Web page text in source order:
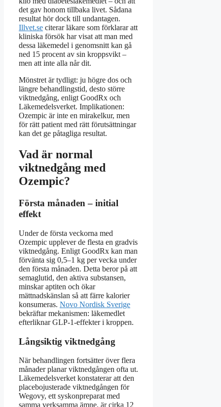
det gav honom tillbaka livet. Sådana
resultat hör dock till undantagen.
Illvet.se citerar läkare som förklarar att
kliniska försök har visat att man med
dessa läkemedel i genomsnitt kan gå
ned 15 procent av sin kroppsvikt –
men att inte alla når dit.
Mönstret är tydligt: ju högre dos och
längre behandlingstid, desto större
viktnedgång, enligt GoodRx och
Läkemedelsverket. Implikationen:
Ozempic är inte en mirakelkur, men
för rätt patient med rätt förutsättningar
kan det ge påtagliga resultat.
Vad är normal
viktnedgång med
Ozempic?
Första månaden – initial
effekt
Under de första veckorna med
Ozempic upplever de flesta en gradvis
viktnedgång. Enligt GoodRx kan man
förvänta sig 0,5–1 kg per vecka under
den första månaden. Detta beror på att
semaglutid, den aktiva substansen,
minskar aptiten och ökar
mättnadskänslan så att färre kalorier
konsumeras. Novo Nordisk Sverige
bekräftar mekanismen: läkemedlet
efterliknar GLP-1-effekter i kroppen.
Långsiktig viktnedgång
När behandlingen fortsätter över flera
månader planar viktnedgången ofta ut.
Läkemedelsverket konstaterar att den
placebojusterade viktnedgången för
Wegovy, ett syskonpreparat med
samma verksamma ämne, är cirka 12